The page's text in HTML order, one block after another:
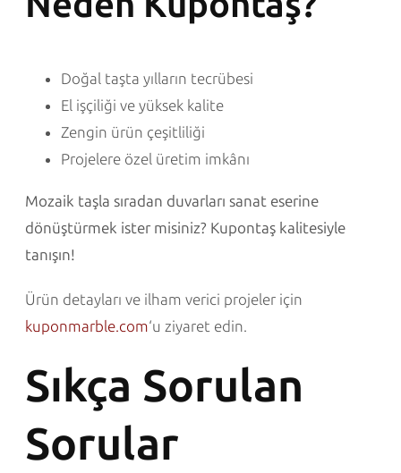
Doğal taşta yılların tecrübesi
El işçiliği ve yüksek kalite
Zengin ürün çeşitliliği
Projelere özel üretim imkânı
Mozaik taşla sıradan duvarları sanat eserine
dönüştürmek ister misiniz? Kupontaş kalitesiyle
tanışın!
Ürün detayları ve ilham verici projeler için
kuponmarble.com‘u ziyaret edin.
Sıkça Sorulan
Sorular